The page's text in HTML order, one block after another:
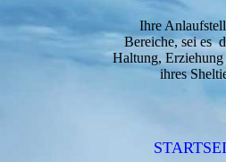
Ihre
Bereiche, sei es
Haltung,
ihres